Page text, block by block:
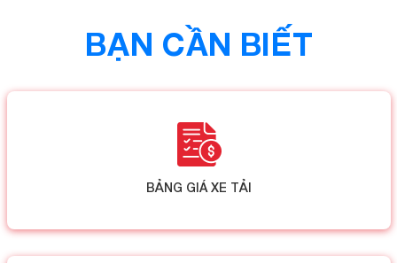
BẠN CẦN BIẾT
BẢNG GIÁ XE TẢI